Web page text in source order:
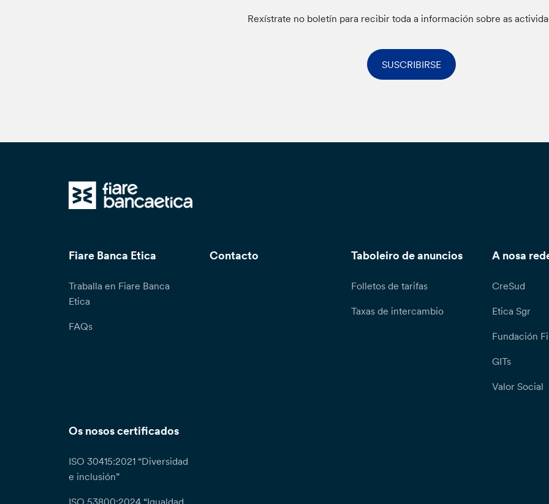
Rexístrate no boletín para recibir toda a información sobre as
SUSCRIBIRSE
Fiare Banca Etica
Traballa en Fiare Banca
Etica
FAQs
Contacto Taboleiro de anuncios
Folletos de tarifas
Taxas de intercambio
A nosa
CreSud
Etica Sgr
Fundación
GITs
Valor Social
Os nosos certificados
ISO 30415:2021 “Diversidad
e inclusión”